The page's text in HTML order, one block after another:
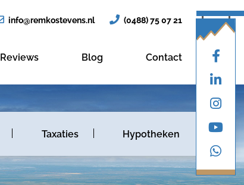
info@remkostevens.nl (0488) 75 07 21
Reviews Blog Contact
Taxaties Hypotheken